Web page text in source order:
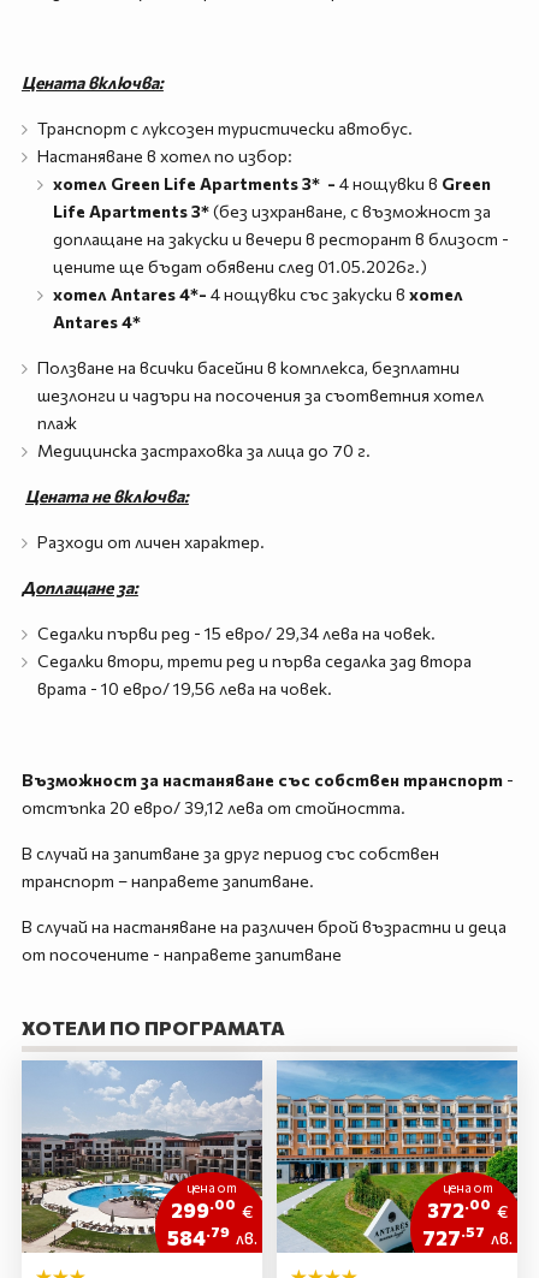
Цената включва:
Транспорт с луксозен туристически автобус.
Настаняване в хотел по избор:
хотел Green Life Apartments 3* - 4 нощувки в Green
Life Apartments 3*(без изхранване, с възможност за
доплащане на закуски и вечери в ресторант в близост -
цените ще бъдат обявени след 01.05.2026г.)
хотел Antares 4*- 4 нощувки със закуски в хотел
Antares 4*
Ползване на всички басейни в комплекса, безплатни
шезлонги и чадъри на посочения за съответния хотел
плаж
Медицинска застраховка за лица до 70 г.
Цената не включва:
Разходи от личен характер.
Доплащане за:
Седалки първи ред - 15 евро/ 29,34 лева на човек.
Седалки втори, трети ред и първа седалка зад втора
врата - 10 евро/ 19,56 лева на човек.
Възможност за настаняване със собствен транспорт-
отстъпка 20 евро/ 39,12 лева от стойността.
В случай на запитване за друг период със собствен
транспорт – направете запитване.
В случай на настаняване на различен брой възрастни и деца
от посочените - направете запитване
ХОТЕЛИ ПО ПРОГРАМАТА
цена от
299.00 €
584 .79 лв.
цена от
372.00 €
727 .57 лв.